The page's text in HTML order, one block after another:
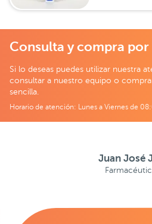
Consulta y compra
Si lo deseas puedes utilizar nuestra
consultar a nuestro equipo o
sencilla.
Horario de atención: Lunes a Viernes de
Juan José